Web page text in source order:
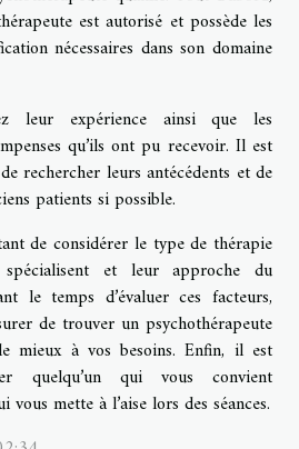
est autorisé et possède les
nécessaires dans son domaine
leur expérience ainsi que les
qu’ils ont pu recevoir. Il est
rechercher leurs antécédents et de
patients si possible.
de considérer le type de thérapie
et leur approche du
le temps d’évaluer ces facteurs,
de trouver un psychothérapeute
mieux à vos besoins. Enfin, il est
quelqu’un qui vous convient
mette à l’aise lors des séances.